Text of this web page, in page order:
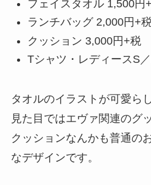
フェイスタオル 1,500円
ランチバッグ 2,000円+
クッション 3,000円+税
Tシャツ・レディースS
タオルのイラストが可愛ら
見た目ではエヴァ関連のグ
クッションなんかも普通の
なデザインです。